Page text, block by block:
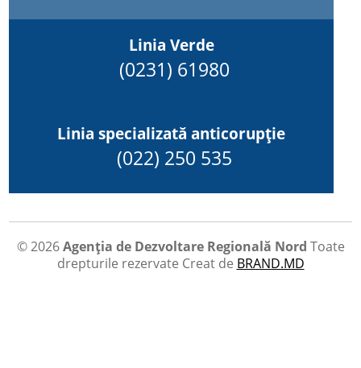
Linia Verde
(0231) 61980
Linia specializată anticorupție
(022) 250 535
© 2026Agenția de Dezvoltare Regională Nord Toate
drepturile rezervate Creat de BRAND.MD